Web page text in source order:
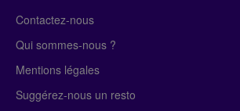
Contactez-nous
Qui sommes-nous ?
Mentions légales
Suggérez-nous un resto